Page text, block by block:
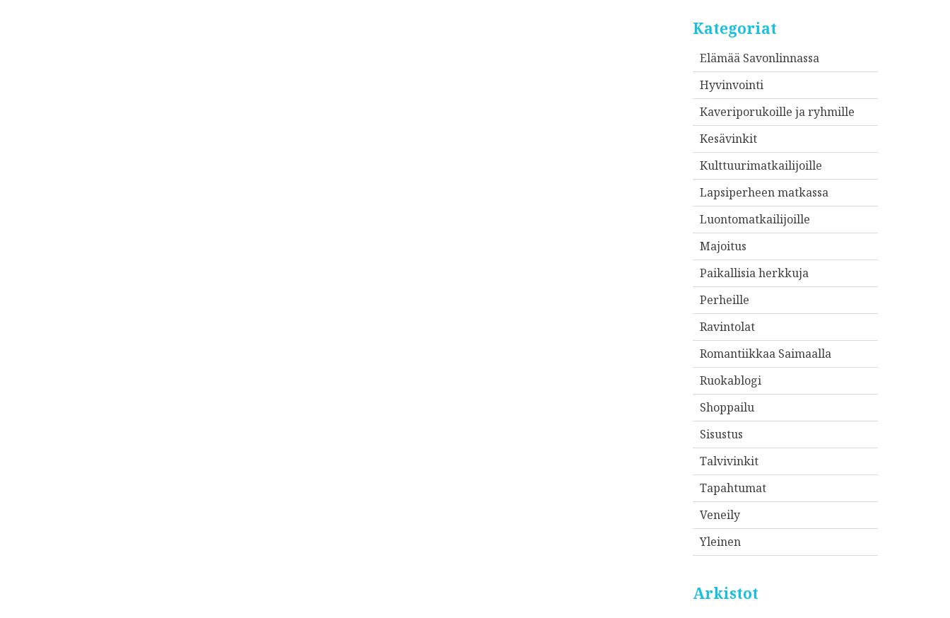
Kategoriat
Elämää Savonlinnassa
Hyvinvointi
Kaveriporukoille ja ryhmille
Kesävinkit
Kulttuurimatkailijoille
Lapsiperheen matkassa
Luontomatkailijoille
Majoitus
Paikallisia herkkuja
Perheille
Ravintolat
Romantiikkaa Saimaalla
Ruokablogi
Shoppailu
Sisustus
Talvivinkit
Tapahtumat
Veneily
Yleinen
Arkistot